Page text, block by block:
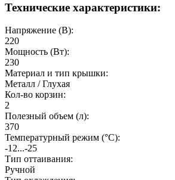
Технические характеристики:
Напряжение (В):
220
Мощность (Вт):
230
Материал и тип крышки:
Металл / Глухая
Кол-во корзин:
2
Полезный объeм (л):
370
Температурный режим (°C):
-12...-25
Тип оттаивания:
Ручной